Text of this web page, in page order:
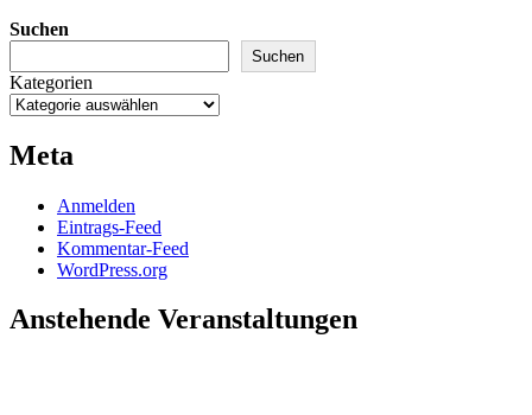
Suchen
Suchen
Kategorien
Meta
Anmelden
Eintrags-Feed
Kommentar-Feed
WordPress.org
Anstehende Veranstaltungen